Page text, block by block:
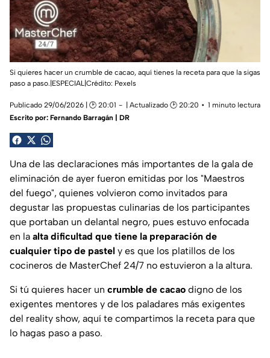
Si quieres hacer un crumble de cacao, aquí tienes la receta para que la sigas
paso a paso.|ESPECIAL|Crédito: Pexels
Publicado 29/06/2026 | 🕑 20:01 | Actualizado 🕑 20:20
1 minuto lectura
Escrito por: Fernando Barragán | DR
Una de las declaraciones más importantes de la gala de
eliminación de ayer fueron emitidas por los "Maestros
del fuego", quienes volvieron como invitados para
degustar las propuestas culinarias de los participantes
que portaban un delantal negro, pues estuvo enfocada
en la alta dificultad que tiene la preparación de
cualquier tipo de pastel y es que los platillos de los
cocineros de MasterChef 24/7 no estuvieron a la altura.
Si tú quieres hacer un crumble de cacao digno de los
exigentes mentores y de los paladares más exigentes
del reality show, aquí te compartimos la receta para que
lo hagas paso a paso.